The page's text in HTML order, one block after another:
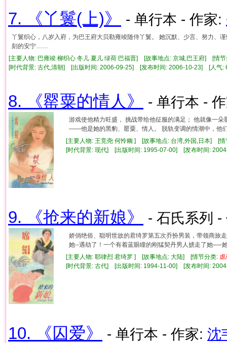
7. 《丫鬟(上)》 - 单行本 - 作家:
丫鬟织心，八岁入府，为巴王府大贝勒雍竣随侍丫鬟。 她沉默、少言、努力
刻的安宁……
[主要人物: 巴雍竣 柳织心 冬儿 夏儿 绿荷 巴福晋] [故事地点: 京城,巴王府] [情节
[时代背景: 古代,清朝] [出版时间: 2006-09-25] [发布时间: 2006-10-23] [人气
8. 《罂粟的情人》 - 单行本 -
游戏使他精力旺盛， 挑战带给他征服的满足； 他就像一
——他是她的黑豹、罂粟、情人。 脱轨变调的情潮中，
[主要人物: 王竞尧 何怜幽 ] [故事地点: 台湾,外国,日本] [
[时代背景: 现代] [出版时间: 1995-07-00] [发布时间:
9. 《抢来的新娘》 - 石氏系列
娇俏绝俗、聪明世故的君绮罗第五次乔扮男装，带领商
她--遇劫了！一个有着蓝眼瞳的刚猛契丹男人掳走了她
[主要人物: 耶律烈 君绮罗 ] [故事地点: 大陆] [情节分类: 虐
[时代背景: 古代] [出版时间: 1994-11-00] [发布时间:
10. 《囚爱》 - 单行本 - 作家: 沈